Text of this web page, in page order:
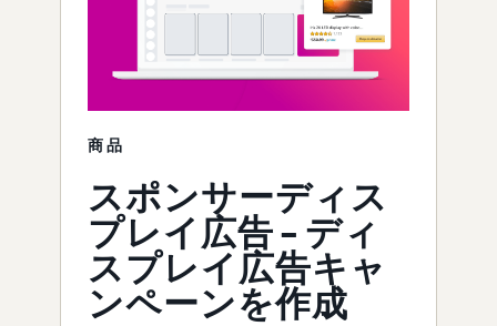
商品
スポンサーディス
プレイ広告 – ディ
スプレイ広告キャ
ンペーンを作成